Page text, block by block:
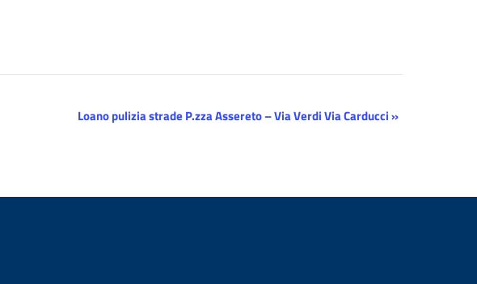
Loano pulizia strade P.zza Assereto – Via Verdi Via Carducci»